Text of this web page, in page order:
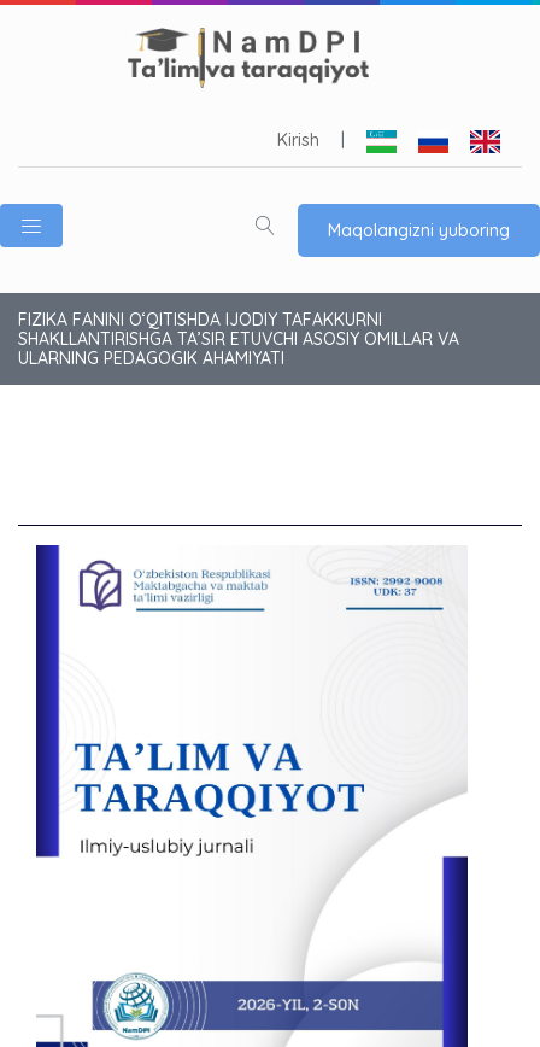
Kirish
Maqolangizni yuboring
FIZIKA FANINI O‘QITISHDA IJODIY TAFAKKURNI
SHAKLLANTIRISHGA TA’SIR ETUVCHI ASOSIY OMILLAR VA
ULARNING PEDAGOGIK AHAMIYATI